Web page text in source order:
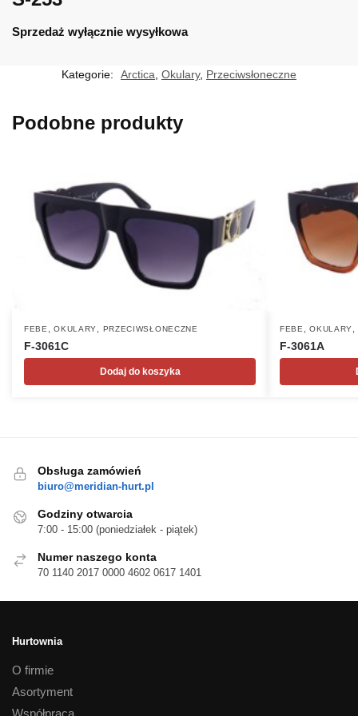
Sprzedaż wyłącznie wysyłkowa
Kategorie: Arctica Okulary, Przeciwsłoneczne
Podobne produkty
FEBE ,OKULARY PRZECIWSŁONECZNE
F-3061C
Dodaj do koszyka
FEBE ,OKULARY
F-3061A
Obsługa zamówień
biuro@meridian-hurt.pl
Godziny otwarcia
7:00 - 15:00 (poniedziałek - piątek)
Numer naszego konta
70 1140 2017 0000 4602 0617 1401
Hurtownia
O firmie
Asortyment